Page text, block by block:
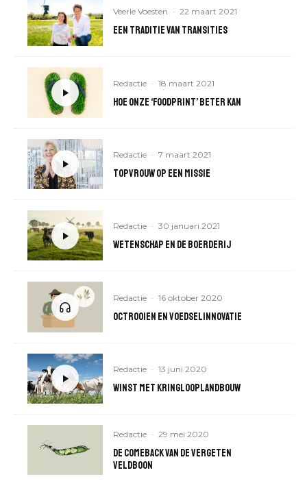
Veerle Voesten · 22 maart 2021
Een traditie van transities
Redactie · 18 maart 2021
Hoe onze ‘foodprint’ beter kan
Redactie · 7 maart 2021
Topvrouw op een missie
Redactie · 30 januari 2021
Wetenschap En de boerderij
Redactie · 16 oktober 2020
Octrooien en voedselinnovatie
Redactie · 13 juni 2020
Winst met kringlooplandbouw
Redactie · 29 mei 2020
De comeback van de vergeten
veldboon